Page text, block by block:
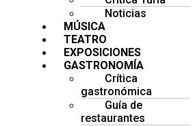
Noticias
MÚSICA
TEATRO
EXPOSICIONES
GASTRONOMÍA
Crítica
gastronómica
Guía de
restaurantes